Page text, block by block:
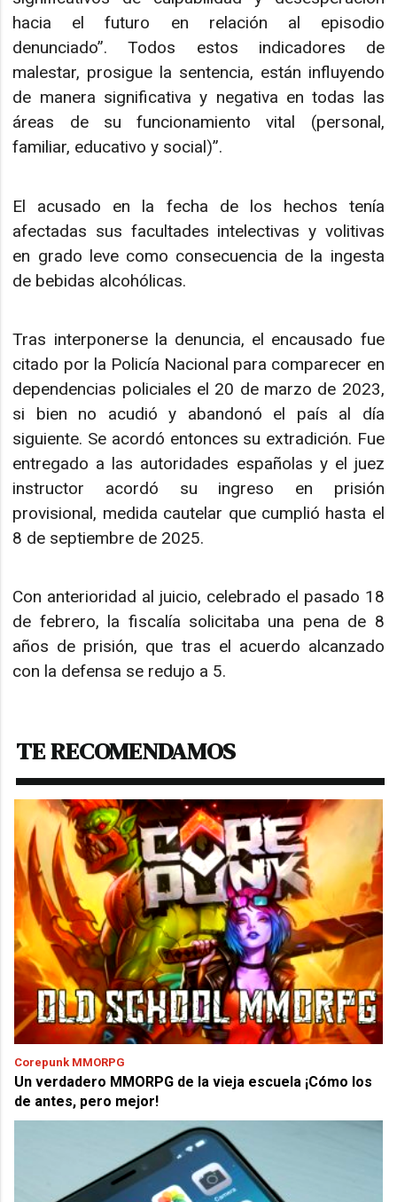
hacia el futuro en relación al episodio
denunciado”. Todos estos indicadores de
malestar, prosigue la sentencia, están influyendo
de manera significativa y negativa en todas las
áreas de su funcionamiento vital (personal,
familiar, educativo y social)”.
El acusado en la fecha de los hechos tenía
afectadas sus facultades intelectivas y volitivas
en grado leve como consecuencia de la ingesta
de bebidas alcohólicas.
Tras interponerse la denuncia, el encausado fue
citado por la Policía Nacional para comparecer en
dependencias policiales el 20 de marzo de 2023,
si bien no acudió y abandonó el país al día
siguiente. Se acordó entonces su extradición. Fue
entregado a las autoridades españolas y el juez
instructor acordó su ingreso en prisión
provisional, medida cautelar que cumplió hasta el
8 de septiembre de 2025.
Con anterioridad al juicio, celebrado el pasado 18
de febrero, la fiscalía solicitaba una pena de 8
años de prisión, que tras el acuerdo alcanzado
con la defensa se redujo a 5.
TE RECOMENDAMOS
Corepunk MMORPG
Un verdadero MMORPG de la vieja escuela ¡Cómo los
de antes, pero mejor!